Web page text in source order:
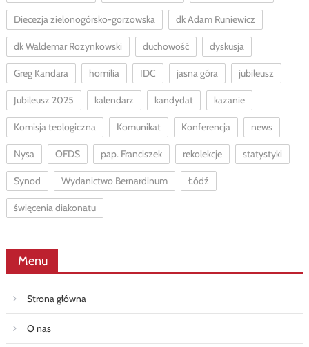
Diecezja zielonogórsko-gorzowska dk Adam Runiewicz
dk Waldemar Rozynkowski duchowość dyskusja
Greg Kandara homilia IDC jasna góra jubileusz
Jubileusz 2025 kalendarz kandydat kazanie
Komisja teologiczna Komunikat Konferencja news
Nysa OFDS pap. Franciszek rekolekcje statystyki
Synod Wydanictwo Bernardinum Łódź
święcenia diakonatu
Menu
Strona główna
O nas